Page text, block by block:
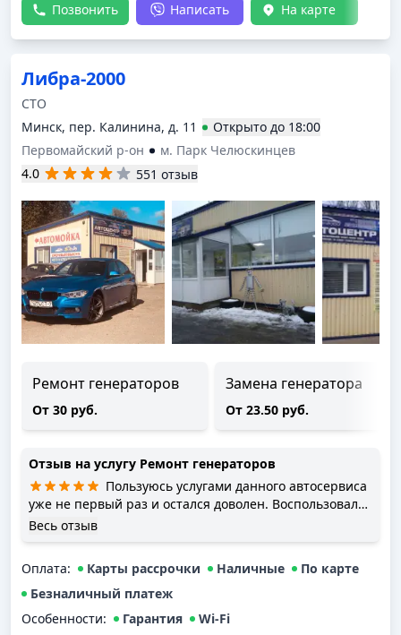
Позвонить Написать На карте
Либра-2000
СТО
Минск, пер. Калинина, д. 11
Открыто до 18:00
Первомайский р-он
м. Парк Челюскинцев
4.0
551 отзыв
Ремонт генераторов
От 30 руб.
Замена генератора
От 23.50 руб.
Отзыв на услугу Ремонт генераторов
Пользуюсь услугами данного автосервиса
уже не первый раз и остался доволен. Воспользовался
их услугами по совету друга. Если вы попадете на
предложит различные варианты деталей, вплоть до
того, что вы можете сами найти и согласовать подвоз
детали без вашего присутствия в стороннем магазине
прямо к автосервису. Вам всегда позвонят, прежде
Весь отзыв
Оплата: Карты рассрочки Наличные
По карте
Безналичный платеж
Особенности:
Гарантия Wi-Fi